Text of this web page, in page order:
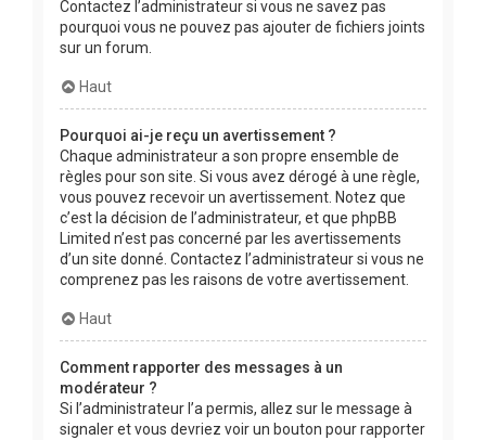
Contactez l’administrateur si vous ne savez pas
pourquoi vous ne pouvez pas ajouter de fichiers joints
sur un forum.
Haut
Pourquoi ai-je reçu un avertissement ?
Chaque administrateur a son propre ensemble de
règles pour son site. Si vous avez dérogé à une règle,
vous pouvez recevoir un avertissement. Notez que
c’est la décision de l’administrateur, et que phpBB
Limited n’est pas concerné par les avertissements
d’un site donné. Contactez l’administrateur si vous ne
comprenez pas les raisons de votre avertissement.
Haut
Comment rapporter des messages à un
modérateur ?
Si l’administrateur l’a permis, allez sur le message à
signaler et vous devriez voir un bouton pour rapporter